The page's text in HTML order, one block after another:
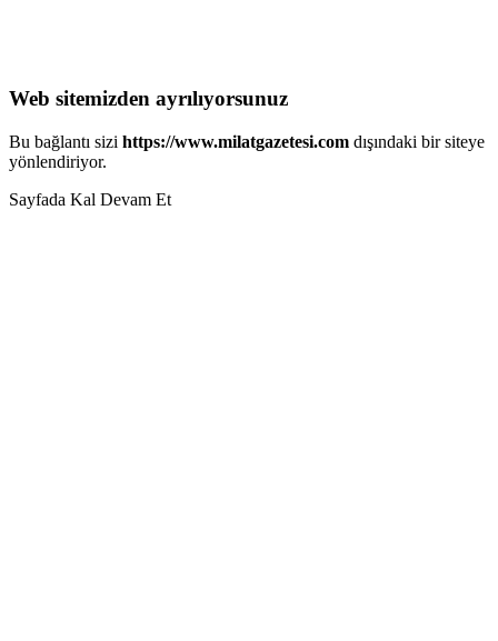
Web sitemizden ayrılıyorsunuz
Bu bağlantı sizi https://www.milatgazetesi.com dışındaki bir siteye
yönlendiriyor.
Sayfada Kal Devam Et